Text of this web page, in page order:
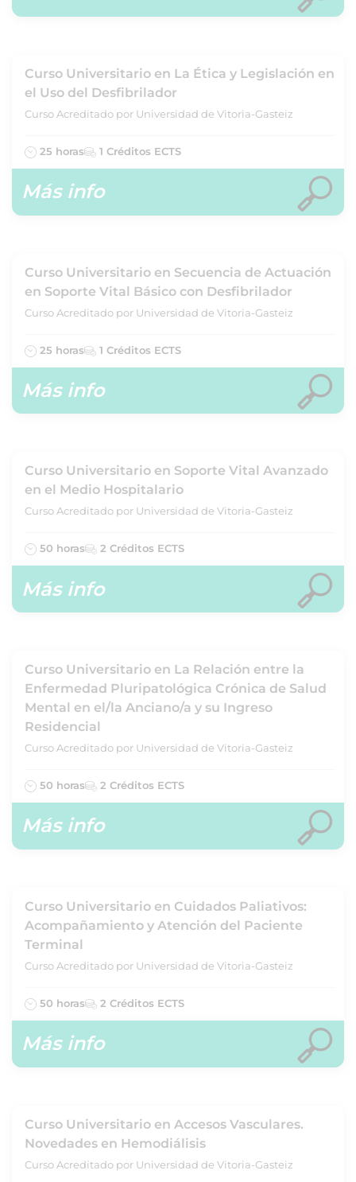
Curso Universitario en La Ética y Legislación en
el Uso del Desfibrilador
Curso Acreditado por Universidad de Vitoria-Gasteiz
25 horas 1 Créditos ECTS
Más info
Curso Universitario en Secuencia de Actuación
en Soporte Vital Básico con Desfibrilador
Curso Acreditado por Universidad de Vitoria-Gasteiz
25 horas 1 Créditos ECTS
Más info
Curso Universitario en Soporte Vital Avanzado
en el Medio Hospitalario
Curso Acreditado por Universidad de Vitoria-Gasteiz
50 horas 2 Créditos ECTS
Más info
Curso Universitario en La Relación entre la
Enfermedad Pluripatológica Crónica de Salud
Mental en el/la Anciano/a y su Ingreso
Residencial
Curso Acreditado por Universidad de Vitoria-Gasteiz
50 horas 2 Créditos ECTS
Más info
Curso Universitario en Cuidados Paliativos:
Acompañamiento y Atención del Paciente
Terminal
Curso Acreditado por Universidad de Vitoria-Gasteiz
50 horas 2 Créditos ECTS
Más info
Curso Universitario en Accesos Vasculares.
Novedades en Hemodiálisis
Curso Acreditado por Universidad de Vitoria-Gasteiz